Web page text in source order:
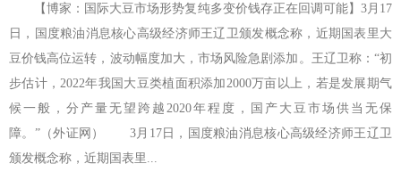
【博家：国际大豆市场形势复纯多变价钱存正在回调可能】3月17
日，国度粮油消息核心高级经济师王辽卫颁发概念称，近期国表里大
豆价钱高位运转，波动幅度加大，市场风险急剧添加。王辽卫称：“初
步估计，2022年我国大豆类植面积添加2000万亩以上，若是发展期气
候一般，分产量无望跨越2020年程度，国产大豆市场供当无保
障。”（外证网） 3月17日，国度粮油消息核心高级经济师王辽卫
颁发概念称，近期国表里...